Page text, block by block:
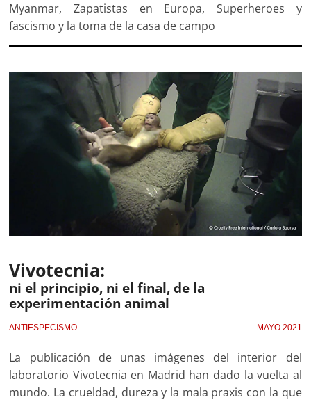
Myanmar, Zapatistas en Europa, Superheroes y
fascismo y la toma de la casa de campo
Vivotecnia:
ni el principio, ni el final, de la
experimentación animal
ANTIESPECISMO MAYO 2021
La publicación de unas imágenes del interior del
laboratorio Vivotecnia en Madrid han dado la vuelta al
mundo. La crueldad, dureza y la mala praxis con la que